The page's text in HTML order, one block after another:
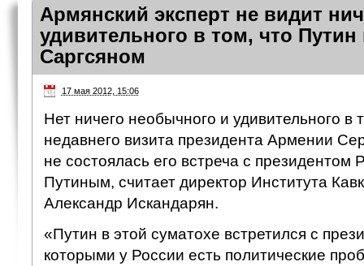
Армянский эксперт не видит
удивительного в том, что Путин
Саргсяном
17 мая 2012, 15:06
Нет ничего необычного и удивительного в
недавнего визита президента Армении
не состоялась его встреча с
Путиным, считает директор Института
Александр Искандарян.
«Путин в этой суматохе встретился с
которыми у России есть политические